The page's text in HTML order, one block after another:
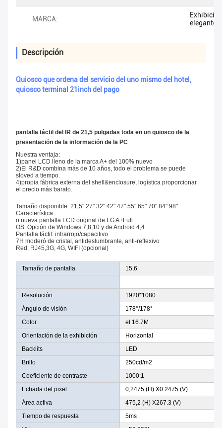
MARCA:
Exhibición
elegante
Descripción
Quiosco que ordena del servicio del uno mismo del hotel,
quiosco terminal 21inch del pago
pantalla táctil del IR de 21,5 pulgadas toda en un quiosco de la
presentación de la información de la PC
Nuestra ventaja:
1)panel LCD lleno de la marca A+ del 100% nuevo
2)El R&D combina más de 10 años, todo el problema se puede
sloved a tiempo.
4)propia fábrica externa del shell&enclosure, logística proporcionar
el precio más barato.
Tamaño disponible: 21,5" 27" 32" 42" 47" 55" 65" 70" 84" 98"
Característica:
o nueva pantalla LCD original de LG A+Full
OS: Opción de Windows 7,8,10 y de Android 4,4
Pantalla táctil: infrarrojo/capacitivo
7H moderó de cristal, antideslumbrante, anti-reflexivo
Red: RJ45,3G, 4G, WIFI (opcional)
Tamaño de pantalla 15,6
Resolución
1920*1080
Ángulo de visión
178°/178°
Color
el 16.7M
Orientación de la exhibición
Horizontal
Backlits
LED
Brillo
250cd/m2
Coeficiente de contraste
1000:1
Echada del pixel
0,2475 (H) X0.2475 (V)
Área activa
475,2 (H) X267.3 (V)
Tiempo de respuesta
5ms